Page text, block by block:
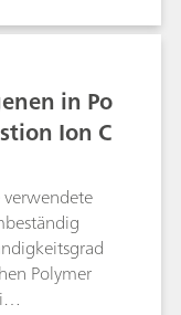
zu
in Po
Ion C
Polymer